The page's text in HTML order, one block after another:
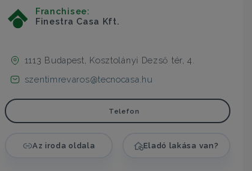
Franchisee:
Finestra Casa Kft.
1113 Budapest, Kosztolányi Dezső tér, 4.
szentimrevaros@tecnocasa.hu
Telefon
Az iroda oldala Eladó lakása van?